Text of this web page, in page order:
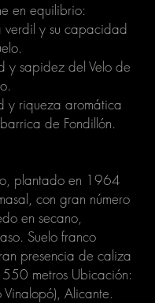
en equilibrio:
verdil y su capacidad
y sapidez del Velo de
y riqueza aromática
de Fondillón.
plantado en 1964
con gran número
en secano,
Suelo franco
presencia de caliza
metros Ubicación:
Alicante.